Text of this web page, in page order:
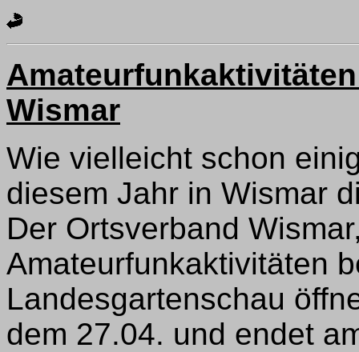
Wismar
Wie vielleicht schon
diesem Jahr in Wismar
Der Ortsverband
Amateurfunkaktivitäten
Landesgartenschau
dem 27.04. und endet